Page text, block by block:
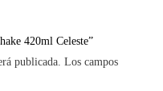
420ml Celeste”
publicada. Los campos